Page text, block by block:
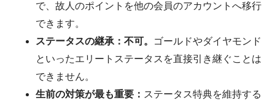
で、故人のポイントを他の会員のアカウントへ移行
できます。
ステータスの継承：不可。
ゴールドやダイヤモンド
といったエリートステータスを直接引き継ぐことは
できません。
生前の対策が最も重要： ステータス特典を維持する